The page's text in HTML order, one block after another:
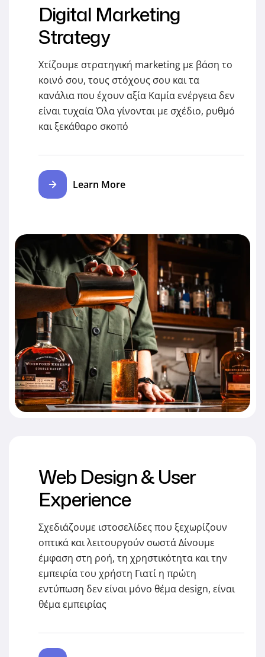
Digital Marketing
Strategy
Χτίζουμε στρατηγική marketing με βάση το
κοινό σου, τους στόχους σου και τα
κανάλια που έχουν αξία Καμία ενέργεια δεν
είναι τυχαία Όλα γίνονται με σχέδιο, ρυθμό
και ξεκάθαρο σκοπό
Learn More
Web Design & User
Experience
Σχεδιάζουμε ιστοσελίδες που ξεχωρίζουν
οπτικά και λειτουργούν σωστά Δίνουμε
έμφαση στη ροή, τη χρηστικότητα και την
εμπειρία του χρήστη Γιατί η πρώτη
εντύπωση δεν είναι μόνο θέμα design, είναι
θέμα εμπειρίας